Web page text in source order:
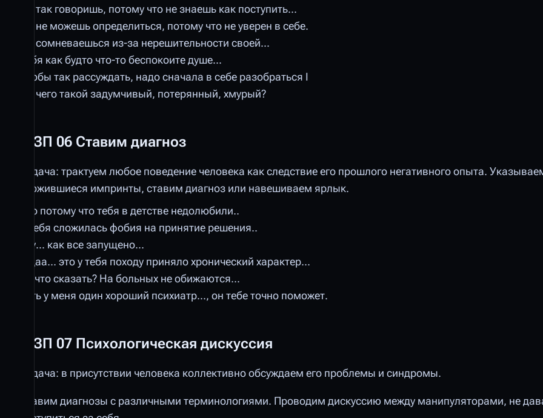
Ты так говоришь, потому что не знаешь как поступить...
Ты не можешь определиться, потому что не уверен в себе.
Ты сомневаешься из-за нерешительности своей...
Тебя как будто что-то беспокоите душе...
Чтобы так рассуждать, надо сначала в себе разобраться I
Ты чего такой задумчивый, потерянный, хмурый?
ШЗП 06 Ставим диагноз
Задача: трактуем любое поведение человека как следствие его прошлого негативного опыта.
сложившиеся импринты, ставим диагноз или навешиваем ярлык.
Это потому что тебя в детстве недолюбили..
У тебя сложилась фобия на принятие решения..
Ууу... как все запущено...
Мдаа... это у тебя походу приняло хронический характер...
Ну что сказать? На больных не обижаются...
Есть у меня один хороший психиатр..., он тебе точно поможет.
ШЗП 07 Психологическая дискуссия
Задача: в присутствии человека коллективно обсуждаем его проблемы и синдромы.
Ставим диагнозы с различными терминологиями. Проводим дискуссию между манипуляторами, не